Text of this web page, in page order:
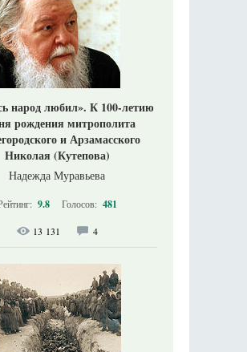
народ любил». К 100-летию
рождения митрополита
и Арзамасского
Николая (Кутепова)
Надежда Муравьева
9.8 Голосов: 481
13 131 4